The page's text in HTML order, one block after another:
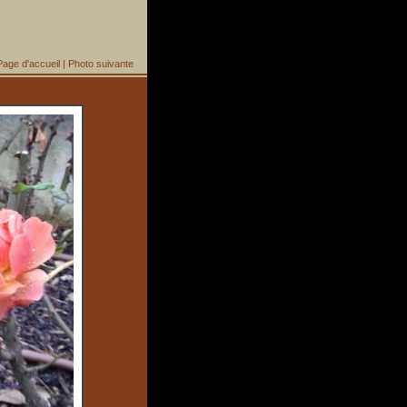
d'accueil| Photo suivante